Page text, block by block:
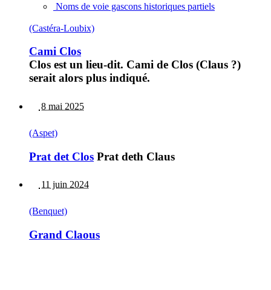
Noms de voie gascons historiques partiels
(Castéra-Loubix)
Cami Clos
Clos est un lieu-dit. Cami de Clos (Claus ?)
serait alors plus indiqué.
8 mai 2025
(Aspet)
Prat det Clos Prat deth Claus
11 juin 2024
(Benquet)
Grand Claous